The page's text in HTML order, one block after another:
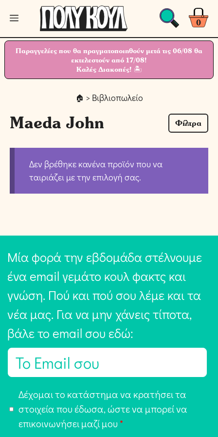
Μετάβαση
περιεχόμενο
0
Μενού
Παραγγελίες που θα πραγματοποιηθούν μετά τις 06/08 θα
εκτελεστούν από 17/08!
Καλές Διακοπές! 🏝
> Βιβλιοπωλείο
Maeda John Φίλτρα
Δεν βρέθηκε κανένα προϊόν που να
ταιριάζει με την επιλογή σας.
Μία φορά την εβδομάδα στέλνουμε
ένα email γεμάτο κουλ φακτς και
γνώση. Πού και πού σου λέμε και τα
νέα μας. Για να μην χάνεις τίποτα,
βάλε το email σου εδώ:
E
π
Δέχομαι το κατάστημα να κρατήσει τα
στοιχεία που έδωσα, ώστε να μπορεί να
επικοινωνήσει μαζί μου *